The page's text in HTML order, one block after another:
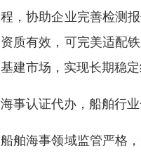
程，协助企业完善检测
资质有效，可完美适配
基建市场，实现长期稳定
海事认证代办，船舶行
船舶海事领域监管严格